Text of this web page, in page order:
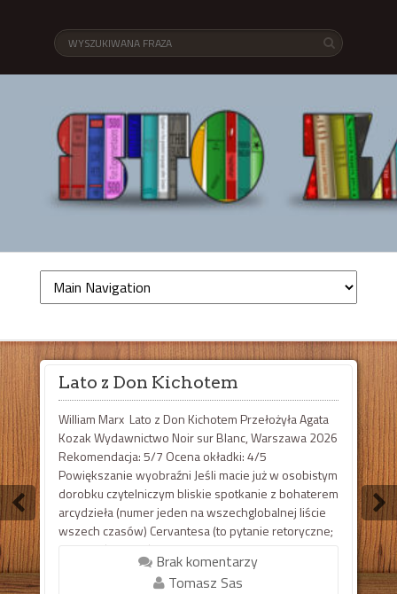
Lato z Don Kichotem
William Marx Lato z Don Kichotem Przełożyła Agata
Kozak Wydawnictwo Noir sur Blanc, Warszawa 2026
Rekomendacja: 5/7 Ocena okładki: 4/5
Powiększanie wyobraźni Jeśli macie już w osobistym
dorobku czytelniczym bliskie spotkanie z bohaterem
arcydzieła (numer jeden na wszechglobalnej liście
wszech czasów) Cervantesa (to pytanie retoryczne;
powinniście mieć od dawna!), książeczka Marxa
będzie jak ostra punktowa latarka, wydobywająca ...
Brak komentarzy
Tomasz Sas